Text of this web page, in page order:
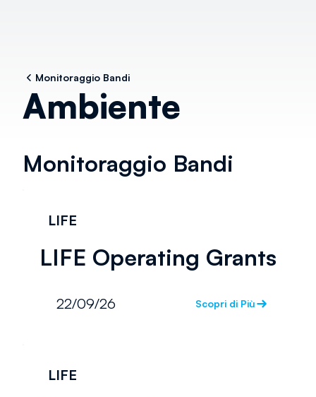
Monitoraggio Bandi
Ambiente
Monitoraggio Bandi
LIFE
LIFE Operating Grants
22/09/26 Scopri di Più
LIFE